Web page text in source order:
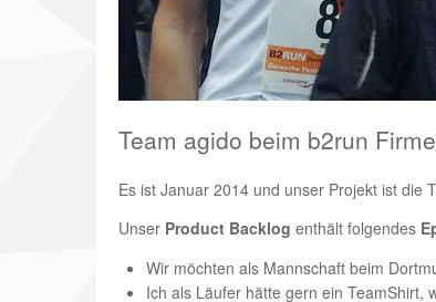
Team agido beim b2run
Es ist Januar 2014 und unser Projekt ist die
Unser Product Backlog enthält folgendes
Wir möchten als Mannschaft beim
Ich als Läufer hätte gern ein Team­Shirt,